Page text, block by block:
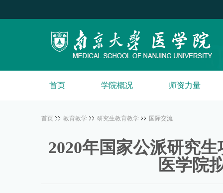
首页 学院概况 师资力量
首页 教育教学 研究生教育教学 国际交流
2020年国家公派研究
医学院